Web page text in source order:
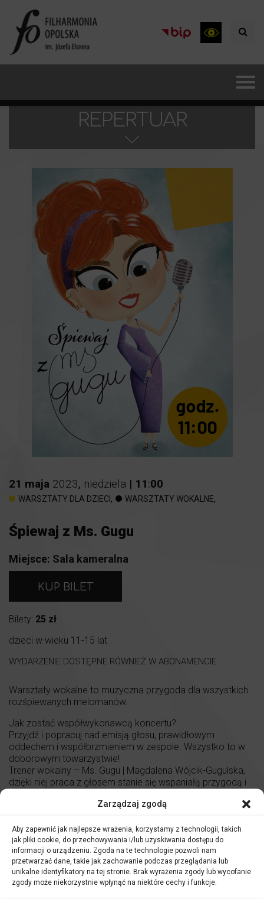
Zarządzaj zgodą
Aby zapewnić jak najlepsze wrażenia, korzystamy z technologii, takich
jak pliki cookie, do przechowywania i/lub uzyskiwania dostępu do
informacji o urządzeniu. Zgoda na te technologie pozwoli nam
przetwarzać dane, takie jak zachowanie podczas przeglądania lub
unikalne identyfikatory na tej stronie. Brak wyrażenia zgody lub wycofanie
zgody może niekorzystnie wpłynąć na niektóre cechy i funkcje.
REPERTUAR
21 maja 2023, niedziela | 11:00
WARSZTATY DLA DZIECI , WARSZTATY WOKALNE,
Śpiewaj z Ms. Gugu
Miejsce: Sala kameralna
KUP BILET
Bilety: 25 zł
dzieci w wieku 11-15 lat
WYDARZENIE DOSTĘPNE RÓWNIEŻ W ABONAMENCIE
Warsztaty wokalne to muzyczna przygoda dla wszystkich
rozśpiewanych melomanów.
Jak zostać współwykonawcą koncertu?
Przyjdź i popracuj nad emisją głosu, prawidłowym
oddechem i współbrzmieniem w zespole. Wszystko to w
doborowym towarzystwie!
Trener wokalny – Ms. Gugu | Magdalena Wójcik-Gugulska,
dzięki niej praca z głosem stanie się wspaniałą przygodą i
Nie zwlekaj! Każdy głos ma moc!
Więcej informacji na temat warsztatów.